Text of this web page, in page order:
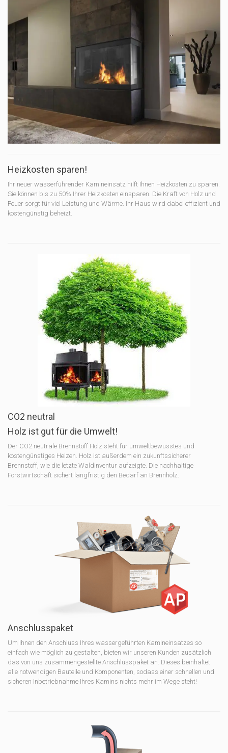
Heizkosten sparen!
Ihr neuer wasserführender Kamineinsatz hilft Ihnen Heizkosten zu sparen.
Sie können bis zu 50% Ihrer Heizkosten einsparen. Die Kraft von Holz und
Feuer sorgt für viel Leistung und Wärme. Ihr Haus wird dabei effizient und
kostengünstig beheizt.
CO2 neutral
Holz ist gut für die Umwelt!
Der CO2 neutrale Brennstoff Holz steht für umweltbewusstes und
kostengünstiges Heizen. Holz ist außerdem ein zukunftssicherer
Brennstoff, wie die letzte Waldinventur aufzeigte. Die nachhaltige
Forstwirtschaft sichert langfristig den Bedarf an Brennholz.
Anschlusspaket
Um Ihnen den Anschluss Ihres wassergeführten Kamineinsatzes so
einfach wie möglich zu gestalten, bieten wir unseren Kunden zusätzlich
das von uns zusammengestellte Anschlusspaket an. Dieses beinhaltet
alle notwendigen Bauteile und Komponenten, sodass einer schnellen und
sicheren Inbetriebnahme Ihres Kamins nichts mehr im Wege steht!